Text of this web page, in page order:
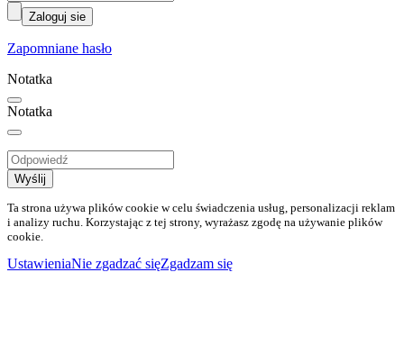
Zaloguj sie
Zapomniane hasło
Notatka
Notatka
Wyślij
Ta strona używa plików cookie w celu świadczenia usług, personalizacji reklam
i analizy ruchu. Korzystając z tej strony, wyrażasz zgodę na używanie plików
cookie.
UstawieniaNie zgadzać sięZgadzam się